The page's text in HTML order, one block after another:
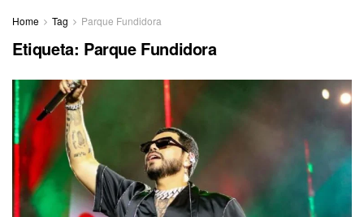
Home Tag Parque Fundidora
Etiqueta: Parque Fundidora